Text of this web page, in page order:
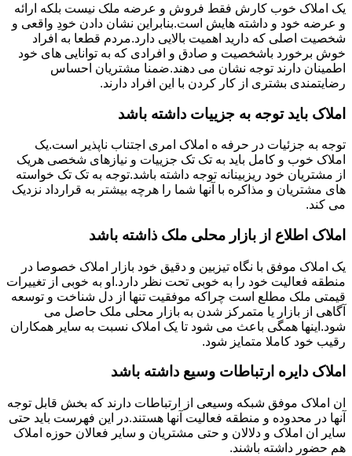
یک املاک خوب کارش فقط فروش و عرضه ملک نیست بلکه ارائه
و عرضه خود و داشته هایش است.بنابراین نشان دادن خودِ واقعی و
شخصیت اصلی که دارید اهمیت بالایی دارد.مردم قطعا به افراد
خوش برخورد باشخصیت و صادق و افرادی که به توانایی های خود
اطمینان دارند توجه نشان می دهند.ضمنا مشتریان احساس
رضایتمندی بشتری از کار کردن با این افراد دارند.
املاک باید توجه به جزییات داشته باشد
توجه به جزئیات در حرفه ه املاک امری اجتناب ناپذیر است.یک
املاک خوب و کامل باید به تک تک جزییات و نیازهای شخصی هریک
از مشتریان خود ریزبینانه توجه داشته باشد.توجه به تک تک خواسته
های مشتریان و مذاکره با آنها شما را هرچه بیشتر به قرارداد نزدیک
می کند.
املاک اطلاع از بازار محلی ملک ذاشته باشد
یک املاک موفق با نگاه تیزبین و دقیق خود بازار املاک خصوصا در
منطقه فعالیت خود را به خوبی تحت نظر دارد.او به خوبی از تغییرات
قیمتی ملک مطلع است چراکه موفقیت تنها از دل شناخت و توسعه
آگاهی از بازار یا متمرکز شدن به بازار محلی ملک حاصل می
شود.اینها همگی باعث می شود تا یک املاک نسبت به سایر همکاران
رقیب خود کاملا متمایز شود.
املاک دایره ارتباطات وسیع داشته باشد
ان املاک موفق شبکه وسیعی از ارتباطات دارند که بخش قابل توجه
آنها در محدوده و منطقه فعالیت آنها هستند.در این فهرست باید حتی
سایر ان املاک و دلالان و حتی مشتریان و سایر فعالان حوزه املاک
هم حضور داشته باشند.